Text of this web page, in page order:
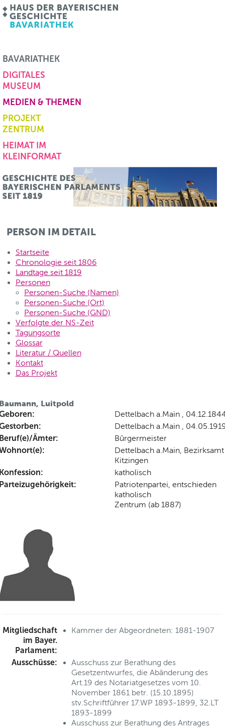
BAVARIATHEK
DIGITALES
MUSEUM
MEDIEN & THEMEN
PROJEKT
ZENTRUM
HEIMAT IM
KLEINFORMAT
PERSON IM DETAIL
Startseite
Chronologie seit 1806
Landtage seit 1819
Personen
Personen-Suche (Namen)
Personen-Suche (Ort)
Personen-Suche (GND)
Verfolgte der NS-Zeit
Tagungsorte
Glossar
Literatur / Quellen
Kontakt
Das Projekt
Luitpold
Dettelbach a.Main ,
Dettelbach a.Main ,
Ämter: Bürgermeister
Dettelbach a.Main, Bezirksamt
Kitzingen
katholisch
Patriotenpartei, entschieden
katholisch
Zentrum (ab 1887)
Mitgliedschaft
im Bayer.
Parlament:
Kammer der Abgeordneten: 1881-1907
Ausschüsse:
Ausschuss zur Berathung des
Gesetzentwurfes, die Abänderung des
Art.19 des Notariatgesetzes vom 10.
November 1861 betr. (15.10.1895)
stv.Schriftführer 17.WP 1893-1899, 32.LT
1893-1899
Ausschuss zur Berathung des Antrages